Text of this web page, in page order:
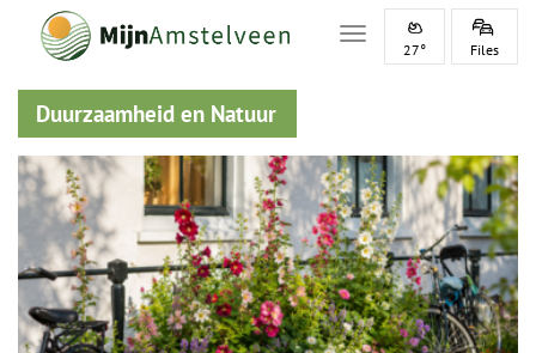
Toggle navigation
27° Files
Duurzaamheid en Natuur